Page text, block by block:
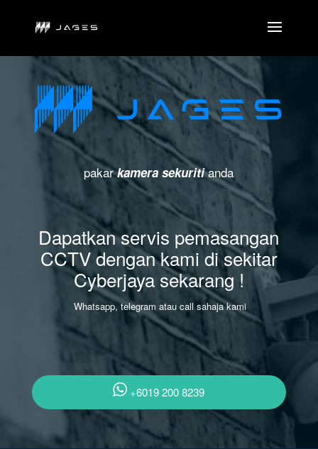
pakarkamera sekuritianda
Dapatkan servis pemasangan
CCTV dengan kami di sekitar
Cyberjaya sekarang !
Whatsapp, telegram atau call sahaja kami
+6019 200 8239